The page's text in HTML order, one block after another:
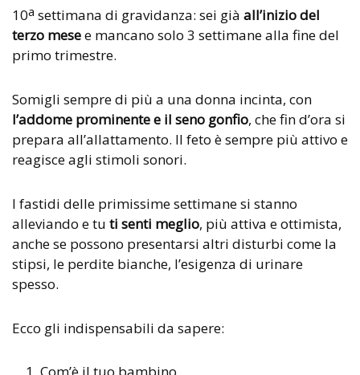
10a settimana di gravidanza: sei già all’inizio del
terzo mesee mancano solo 3 settimane alla fine del
primo trimestre.
Somigli sempre di più a una donna incinta, con
l’addome prominente e il seno gonfio, che fin d’ora si
prepara all’allattamento. Il feto è sempre più attivo e
reagisce agli stimoli sonori.
I fastidi delle primissime settimane si stanno
alleviando e tu ti senti meglio, più attiva e ottimista,
anche se possono presentarsi altri disturbi come la
stipsi, le perdite bianche, l’esigenza di urinare
spesso.
Ecco gli indispensabili da sapere: